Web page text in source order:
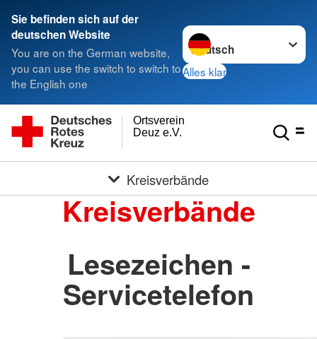
Sie befinden sich auf der
deutschen Website
You are on the German website,
you can use the switch to switch to
the English one
Sprache wechseln zu
Alles klar
Deuz e.V.
Ortsverein
Kreisverbände
Kreisverbände
Lesezeichen -
Servicetelefon